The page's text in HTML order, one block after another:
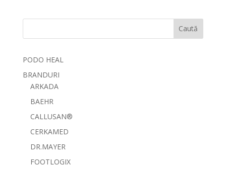
Caută
PODO HEAL
BRANDURI
ARKADA
BAEHR
CALLUSAN®
CERKAMED
DR.MAYER
FOOTLOGIX